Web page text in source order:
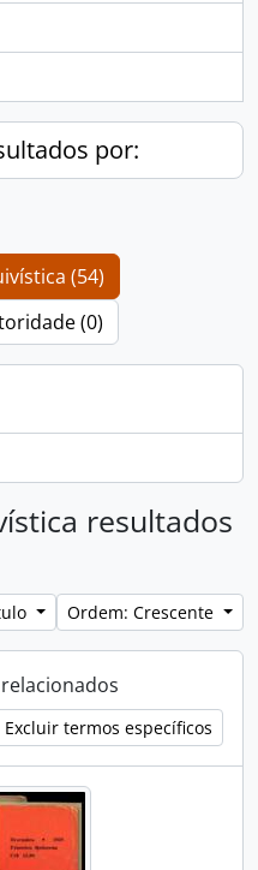
por:
(54)
(0)
resultados
Ordem: Crescente
Excluir termos específicos